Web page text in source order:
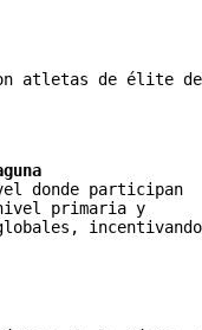
atletas de élite de
donde participan
primaria y